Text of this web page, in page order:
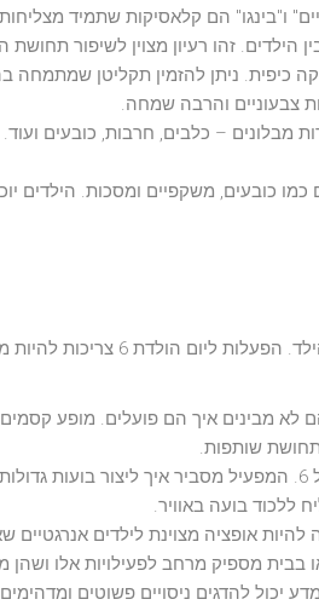
ו"בינגו" הם קלאסיקות שתמיד
זהו רעיון מצוין לשיפור
מוזיקה כיפית. ניתן להזמין תקליטן
צבעוניים והרבה שמחה.
– כלבים, חרבות, כובעים ועוד.
כמו כובעים, משקפיים ומסכות. הילדים
כשמדובר ביום הולדת 6, חשוב לבחור הפעלות
שהם לא מבינים איך הם פועלים. מופע
תחושת שותפות.
: סדנת בועות סבון ענקיות יכולה להיות אטרקציה מדליקה לילדים בגיל 6.
ללכוד בועה באוויר.
אופציה מצוינת לילדים אנרגטיים
בבית מספיק מרחב לפעילויות אלו
יכול להדגים ניסויים פשוטים